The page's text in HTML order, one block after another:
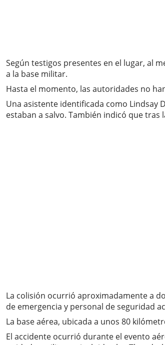
Según testigos presentes en el lugar, al
a la base militar.
Hasta el momento, las autoridades no
Una asistente identificada como
estaban a salvo. También indicó que
La colisión ocurrió aproximadamente a
de emergencia y personal de seguridad
La base aérea, ubicada a unos 80
El accidente ocurrió durante el evento